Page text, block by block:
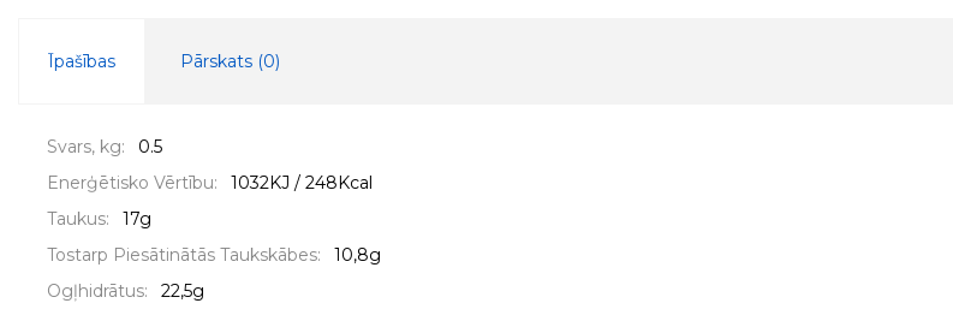
Īpašības Pārskats (0)
Svars, kg:
0.5
Enerģētisko Vērtību:
1032KJ / 248Kcal
Taukus:
17g
Tostarp Piesātinātās Taukskābes:
10,8g
Ogļhidrātus:
22,5g